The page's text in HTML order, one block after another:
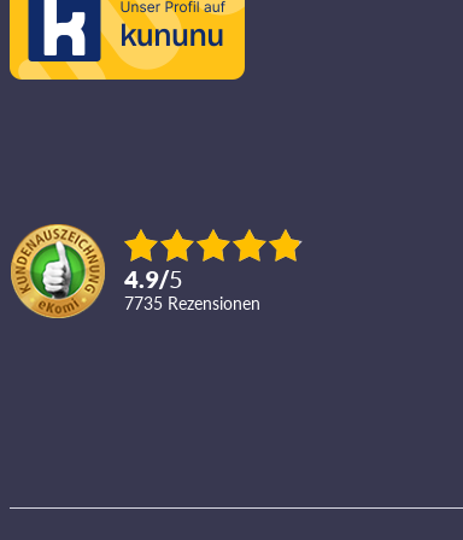
4.9/5
7735 Rezensionen